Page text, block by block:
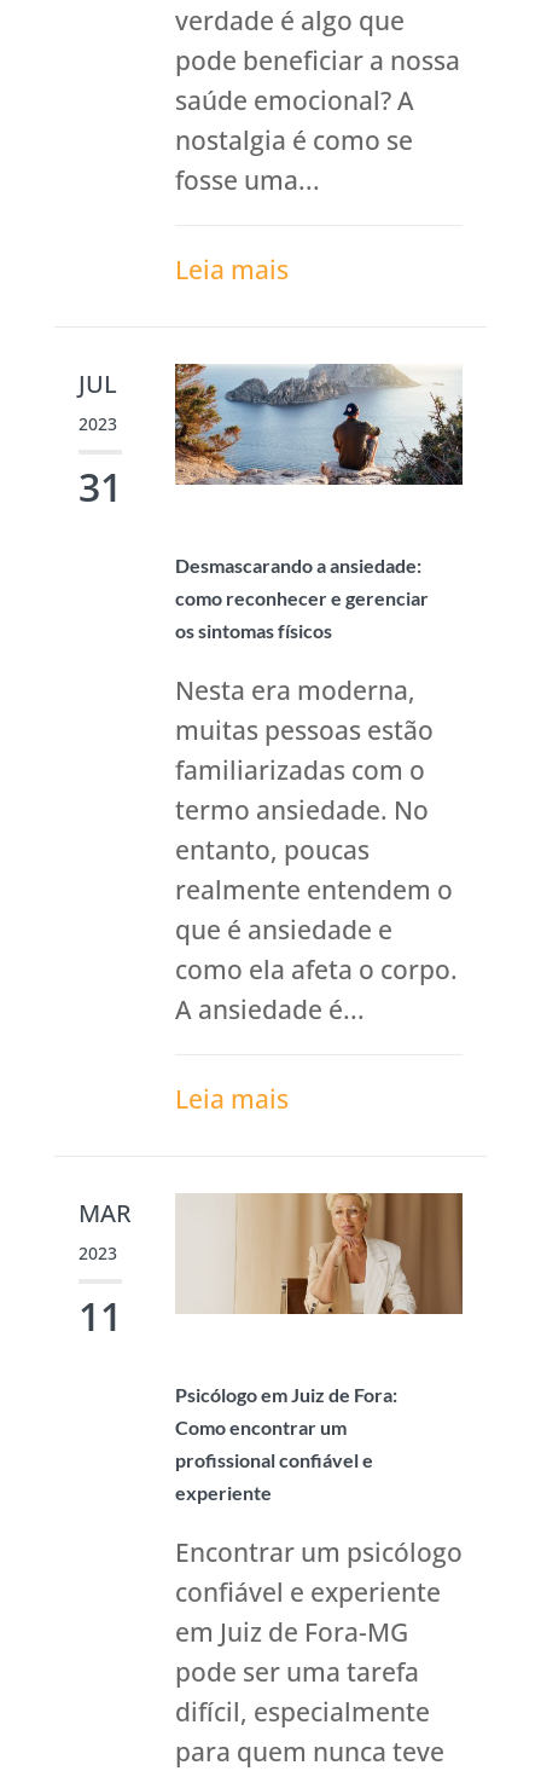
verdade é algo que
pode beneficiar a nossa
saúde emocional? A
nostalgia é como se
fosse uma...
Leia mais
JUL
2023
31
Desmascarando a ansiedade:
como reconhecer e gerenciar
os sintomas físicos
Nesta era moderna,
muitas pessoas estão
familiarizadas com o
termo ansiedade. No
entanto, poucas
realmente entendem o
que é ansiedade e
como ela afeta o corpo.
A ansiedade é...
Leia mais
MAR
2023
11
Psicólogo em Juiz de Fora:
Como encontrar um
profissional confiável e
experiente
Encontrar um psicólogo
confiável e experiente
em Juiz de Fora-MG
pode ser uma tarefa
difícil, especialmente
para quem nunca teve